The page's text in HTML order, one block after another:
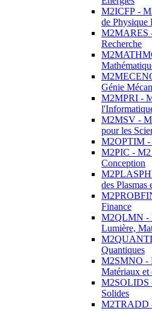
M2ICFP -
de Physique
M2MARES
Recherche
Génie
M2MPRI -
M2MSV -
pour les
M2OPTIM -
M2PIC - M2
Conception
des Plasmas
Finance
M2QLMN -
Lumière,
Quantiques
M2SMNO -
Matériaux et
M2SOLIDS
Solides
M2TRADD